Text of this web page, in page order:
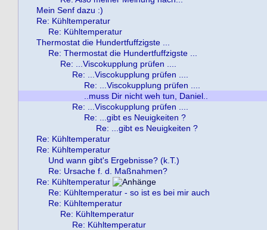
Mein Senf dazu :)
Re: Kühltemperatur
Re: Kühltemperatur
Thermostat die Hundertfuffzigste ...
Re: Thermostat die Hundertfuffzigste ...
Re: ...Viscokupplung prüfen ....
Re: ...Viscokupplung prüfen ....
Re: ...Viscokupplung prüfen ....
..muss Dir nicht weh tun, Daniel..
Re: ...Viscokupplung prüfen ....
Re: ...gibt es Neuigkeiten ?
Re: ...gibt es Neuigkeiten ?
Re: Kühltemperatur
Re: Kühltemperatur
Und wann gibt's Ergebnisse? (k.T.)
Re: Ursache f. d. Maßnahmen?
Re: Kühltemperatur
Re: Kühltemperatur - so ist es bei mir auch
Re: Kühltemperatur
Re: Kühltemperatur
Re: Kühltemperatur